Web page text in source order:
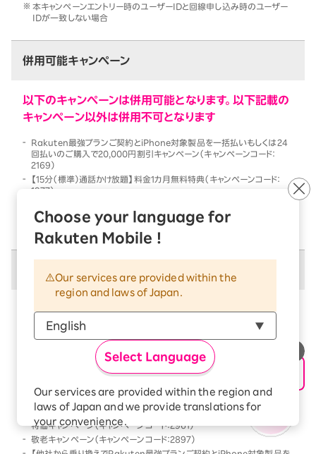
Choose your language for
Rakuten Mobile !
Our services are provided within the
region and laws of Japan.
Select Language
Our services are provided within the region and
laws of Japan and we provide translations for
your convenience.
The Japanese version of our websites and
applications, in which include Rakuten
本キャンペーンエントリー時のユーザーIDと回線申し込み時のユーザー
IDが一致しない場合
併用可能キャンペーン
以下のキャンペーンは併用可能となります。以下記載の
キャンペーン以外は併用不可となります
Rakuten最強プランご契約とiPhone対象製品を一括払いもしくは24
回払いのご購入で20,000円割引キャンペーン（キャンペーンコード：
2169）
【15分（標準）通話かけ放題】料金1カ月無料特典（キャンペーンコード：
1977）
括払いもしくは24回払いのご購入で割引キャンペーン（キャンペーンコー
以下のキャンペーンは、併用不可となります
本キャンペーン条件を満たす前、または満たした後に、
以下のキャンペーンの条件を満たした場合には、以下の
キャンペーンのみが優先的に適用となります
Rakutenオリジナル製品 1円キャンペーン（キャンペーンコード：2808）
「Rakuten最強プラン契約＆Android買い替え超トクプログラム利用」
特価キャンペーン（キャンペーンコード：2961）
敬老キャンペーン（キャンペーンコード：2897）